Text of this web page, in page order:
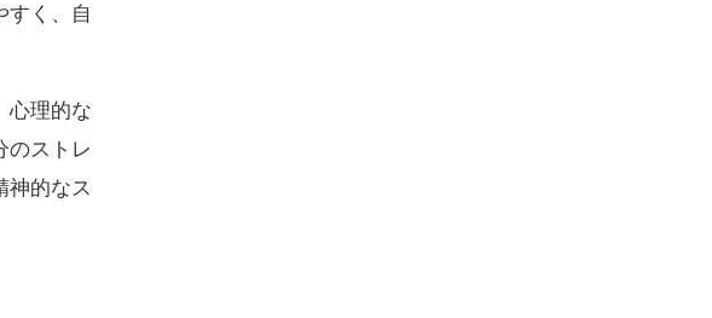
すく、自
心理的な
のストレ
神的なス